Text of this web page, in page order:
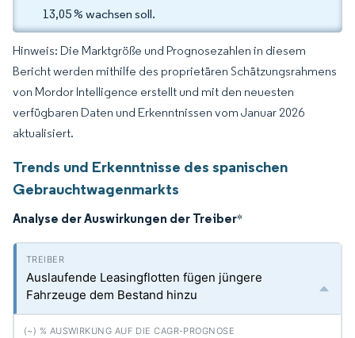
13,05 % wachsen soll.
Hinweis: Die Marktgröße und Prognosezahlen in diesem
Bericht werden mithilfe des proprietären Schätzungsrahmens
von Mordor Intelligence erstellt und mit den neuesten
verfügbaren Daten und Erkenntnissen vom Januar 2026
aktualisiert.
Trends und Erkenntnisse des spanischen
Gebrauchtwagenmarkts
Analyse der Auswirkungen der Treiber*
Auslaufende Leasingflotten fügen jüngere
Fahrzeuge dem Bestand hinzu